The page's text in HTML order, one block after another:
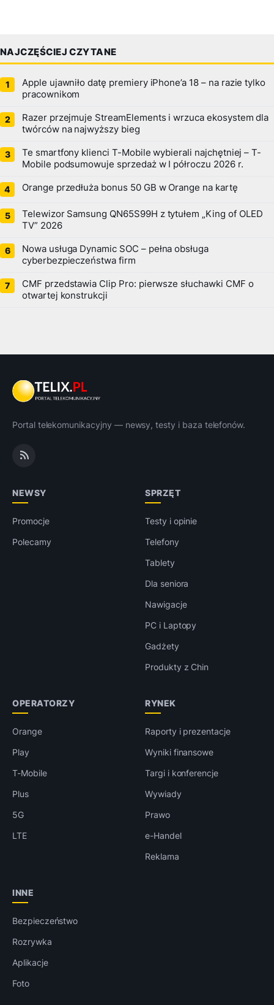
NAJCZĘŚCIEJ CZYTANE
Apple ujawniło datę premiery iPhone’a 18 – na razie tylko
pracownikom
Razer przejmuje StreamElements i wrzuca ekosystem dla
twórców na najwyższy bieg
Te smartfony klienci T-Mobile wybierali najchętniej – T-
Mobile podsumowuje sprzedaż w I półroczu 2026 r.
Orange przedłuża bonus 50 GB w Orange na kartę
Telewizor Samsung QN65S99H z tytułem „King of OLED
TV” 2026
Nowa usługa Dynamic SOC – pełna obsługa
cyberbezpieczeństwa firm
CMF przedstawia Clip Pro: pierwsze słuchawki CMF o
otwartej konstrukcji
Portal telekomunikacyjny — newsy, testy i baza telefonów.
NEWSY
Promocje
Polecamy
SPRZĘT
Testy i opinie
Telefony
Tablety
Dla seniora
Nawigacje
PC i Laptopy
Gadżety
Produkty z Chin
OPERATORZY
Orange
Play
T-Mobile
Plus
5G
LTE
RYNEK
Raporty i prezentacje
Wyniki finansowe
Targi i konferencje
Wywiady
Prawo
e-Handel
Reklama
INNE
Bezpieczeństwo
Rozrywka
Aplikacje
Foto